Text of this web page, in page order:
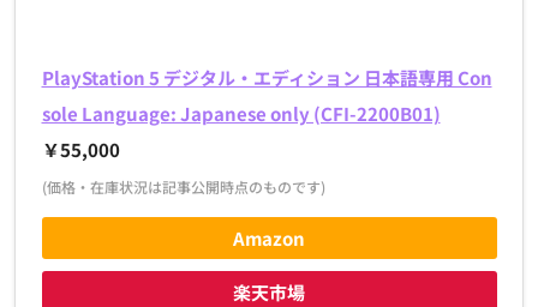
PlayStation 5 デジタル・エディション 日本語専用 Con
sole Language: Japanese only (CFI-2200B01)
￥55,000
(価格・在庫状況は記事公開時点のものです)
Amazon
楽天市場